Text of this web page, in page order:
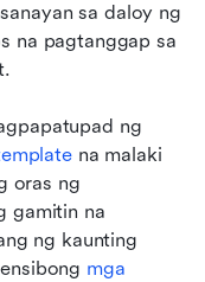
sa daloy ng
na pagtanggap sa
ng
na malaki
oras ng
gamitin na
ng kaunting
mga